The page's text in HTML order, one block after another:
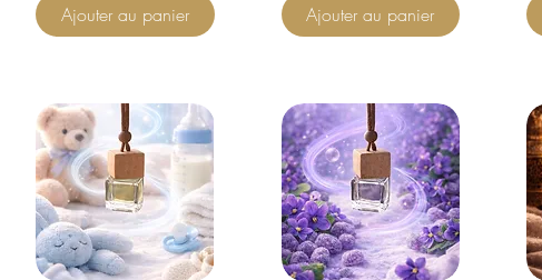
Ajouter au panier Ajouter au panier